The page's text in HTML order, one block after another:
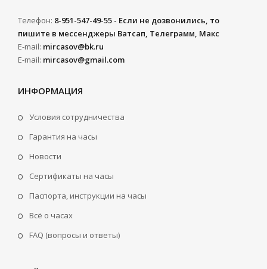
Телефон: 8-951-547-49-55 - Если не дозвонились, то
пишите в мессенджеры Ватсап, Телеграмм, Макс
E-mail: mircasov@bk.ru
E-mail: mircasov@gmail.com
ИНФОРМАЦИЯ
Условия сотрудничества
Гарантия на часы
Новости
Сертификаты на часы
Паспорта, инструкции на часы
Всё о часах
FAQ (вопросы и ответы)